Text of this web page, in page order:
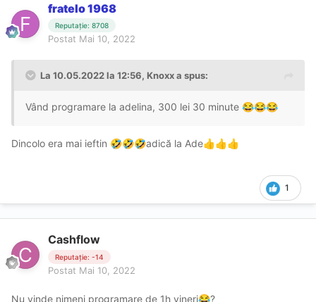
fratelo 1968
Reputație: 8708
Postat Mai 10, 2022
La 10.05.2022 la 12:56, Knoxxa spus:
Vând programare la adelina, 300 lei 30 minute 😂😂😂
Dincolo era mai ieftin 🤣🤣🤣adică la Ade👍👍👍
1
Cashflow
Reputație: -14
Postat Mai 10, 2022
Nu vinde nimeni programare de 1h vineri😂?